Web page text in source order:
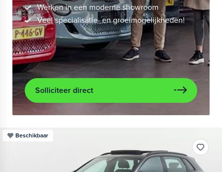
Werken in een moderne showroom
Veel specialisatie- en groeimogelijkheden!
Solliciteer direct
Beschikbaar